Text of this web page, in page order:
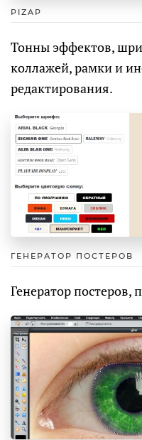
PIZAP
Тонны эффектов,
коллажей, рамки и
редактирования.
ГЕНЕРАТОР ПОСТЕРОВ
Генератор постеров,